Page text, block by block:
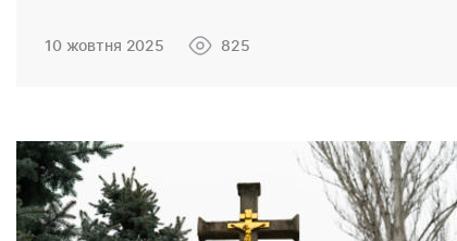
10 жовтня 2025 825